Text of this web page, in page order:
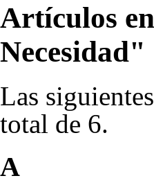
Artículos
Necesidad"
Las
total de 6.
A